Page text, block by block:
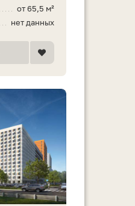
от 65,5 м²
нет данных